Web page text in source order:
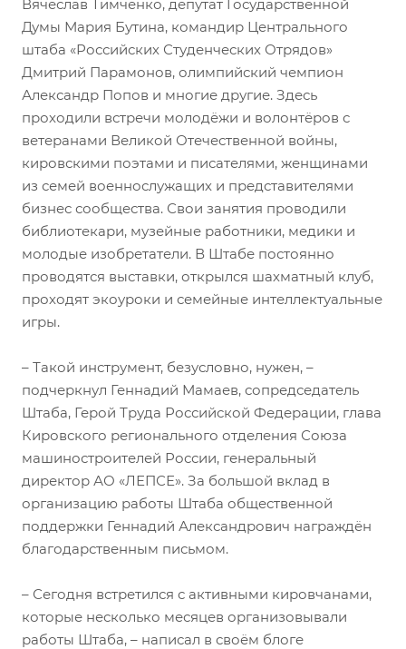
Вячеслав Тимченко, депутат Государственной
Думы Мария Бутина, командир Центрального
штаба «Российских Студенческих Отрядов»
Дмитрий Парамонов, олимпийский чемпион
Александр Попов и многие другие. Здесь
проходили встречи молодёжи и волонтёров с
ветеранами Великой Отечественной войны,
кировскими поэтами и писателями, женщинами
из семей военнослужащих и представителями
бизнес сообщества. Свои занятия проводили
библиотекари, музейные работники, медики и
молодые изобретатели. В Штабе постоянно
проводятся выставки, открылся шахматный клуб,
проходят экоуроки и семейные интеллектуальные
игры.
– Такой инструмент, безусловно, нужен, –
подчеркнул Геннадий Мамаев, сопредседатель
Штаба, Герой Труда Российской Федерации, глава
Кировского регионального отделения Союза
машиностроителей России, генеральный
директор АО «ЛЕПСЕ». За большой вклад в
организацию работы Штаба общественной
поддержки Геннадий Александрович награждён
благодарственным письмом.
– Сегодня встретился с активными кировчанами,
которые несколько месяцев организовывали
работы Штаба, – написал в своём блоге